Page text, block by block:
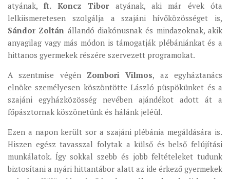
ZSINATI IRODA
KOORDINÁLÓ BIZOTTSÁG
ZSINATI TAGOK
MUNKADOKUMENTUMOK
ZSINATI HÍREK-ÚJSÁG
PASZTORÁLSZOCIOLÓGIAI FELMÉRÉS
KISKORÚAK VÉDELME
„GYERMEKVÉDELMI” KIHÍVÁSOK KÁNONJOGI
MEGKÖZELÍTÉSBEN
atyának,ft. Koncz Tiboratyának, aki már évek óta
lelkiismeretesen szolgálja a szajáni hívőközösséget is,
Sándor Zoltán állandó diakónusnak és mindazoknak, akik
anyagilag vagy más módon is támogatják plébániánkat és a
hittanos gyermekek részére szervezett programokat.
A szentmise végén Zombori Vilmos, az egyháztanács
elnöke személyesen köszöntötte László püspökünket és a
szajáni egyházközösség nevében ajándékot adott át a
főpásztornak köszönetünk és hálánk jeléül.
Ezen a napon került sor a szajáni plébánia megáldására is.
Hiszen egész tavasszal folytak a külső és belső felújítási
munkálatok. Így sokkal szebb és jobb feltételeket tudunk
biztosítani a nyári hittantábor alatt az ide érkező gyermekek